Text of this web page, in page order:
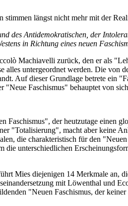
längst nicht mehr mit der
des Antidemokratischen, der
in Richtung eines neuen
Machiavelli zurück, den er als
alles untergeordnet werden. Die
Auf dieser Grundlage betrete ein
Faschismus" behauptet von
der heutzutage einen
"Totalisierung", macht aber keine
die charakteristisch für den
unterschiedlichen
Mies diejenigen 14 Merkmale
mit Löwenthal und
"Neuen Faschismus, der